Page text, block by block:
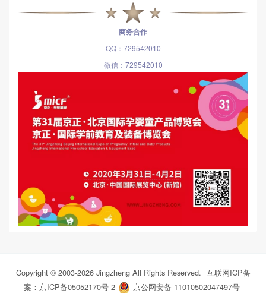
商务合作
QQ：729542010
微信：729542010
Copyright © 2003-2026Jingzheng All Rights Reserved. 互联网ICP备
案：京ICP备05052170号-2
京公网安备 11010502047497号